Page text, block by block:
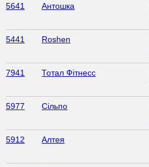
5641 Антошка
5441 Roshen
7941 Тотал Фітнесс
5977 Сільпо
5912 Алтея